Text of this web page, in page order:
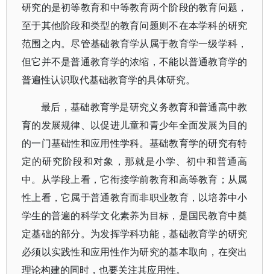
研究的是初等教育和中等教育两个阶段的教育问题，
至于其他阶段和类型的教育问题则不在本学科的研究
范围之内。尽管基础教育学从属于教育学一级学科，
但它并不是普通教育学的浓缩，不能以普通教育学的
普遍性认识取代基础教育学的具体研究。
最后，基础教育学是研究义务教育和普通高中教
育的发展规律、以促进儿童和青少年全面发展为目的
的一门基础性和应用性学科。基础教育学的研究有特
定的研究阶段和对象，那就是小学、初中和普通高
中。从学段上看，它衔接学前教育和高等教育；从属
性上看，它属于普通教育而非职业教育，以培养中小
学生的普遍的科学文化素养为目标，是国民教育中奠
定基础的部分。为发挥学科功能，基础教育学的研究
必须以实践性和应用性作为研究的基本取向，在突出
理论构建的同时，也要关注其应用性。